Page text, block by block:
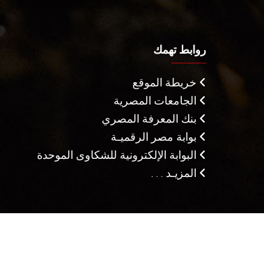
روابط تهمك
خريطة الموقع
الجامعات المصرية
بنك المعرفة المصري
بوابة مصر الرقميـة
البوابة الإلكترونية للشكاوى الموحدة
المزيـد . . .